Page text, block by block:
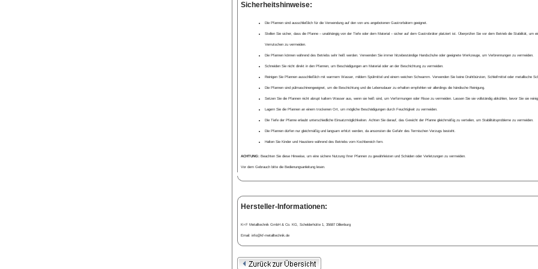
Sicherheitshinweise:
Die Pfannen sind ausschließlich für die Verwendung auf den von uns angebotenen Gastrorbätern geeignet.
Stellen Sie sicher, dass die Pfanne – unabhängig von der Tiefe oder dem Material – sicher auf dem Gastrobräter platziert ist. Überprüfen Sie vor dem Betrieb die Stabilität, um
Verrutschen zu vermeiden.
Die Pfannen können während des Betriebs sehr heiß werden. Verwenden Sie immer hitzebeständige Handschuhe oder geeignete Werkzeuge, um Verbrennungen zu vermeiden.
Schneiden Sie nicht direkt in den Pfannen, um Beschädigungen am Material oder an der Beschichtung zu vermeiden.
Reinigen Sie Pfannen ausschließlich mit warmem Wasser, mildem Spülmittel und einem weichen Schwamm. Verwenden Sie keine Drahtbürsten, Schleifmittel oder metallische
Die Pfannen sind pülmaschinengeeignet, um die Beschichtung und die Lebensdauer zu erhalten empfehlen wir allerdings die händische Reinigung.
Setzen Sie die Pfannen nicht abrupt kaltem Wasser aus, wenn sie heiß sind, um Verformungen oder Risse zu vermeiden. Lassen Sie sie vollständig abkühlen, bevor Sie sie
Lagern Sie die Pfannen an einem trockenen Ort, um mögliche Beschädigungen durch Feuchtigkeit zu vermeiden.
Die Tiefe der Pfanne erlaubt unterschiedliche Einsatzmöglichkeiten. Achten Sie darauf, das Gewicht der Pfanne gleichmäßig zu verteilen, um Stabilitätsprobleme zu vermeiden.
Die Pfannen dürfen nur gleichmäßig und langsam erhitzt werden, da ansonsten die Gefahr des Termischen Verzugs besteht.
Halten Sie Kinder und Haustiere während des Betriebs vom Kochbereich fern.
ACHTUNG:Beachten Sie diese Hinweise, um eine sichere Nutzung Ihrer Pfannen zu gewährleisten und Schäden oder Verletzungen zu vermeiden.
Vor dem Gebrauch bitte die Bedienungsanleitung lesen.
Hersteller-Informationen:
K+F Metalltechnik GmbH & Co. KG, Schelderhütte 1, 35687 Dillenburg
Email: info@kf-metalltechnik.de